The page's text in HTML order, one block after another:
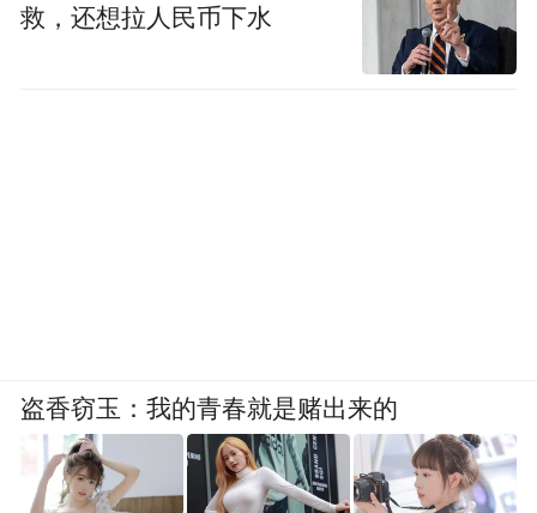
救，还想拉人民币下水
盗香窃玉：我的青春就是赌出来的